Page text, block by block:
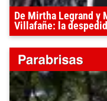
De Mirtha Legrand y
Villafañe: la